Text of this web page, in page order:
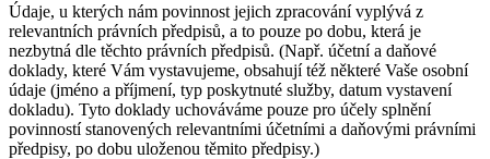
Údaje, u kterých nám povinnost jejich zpracování vyplývá z
relevantních právních předpisů, a to pouze po dobu, která je
nezbytná dle těchto právních předpisů. (Např. účetní a daňové
doklady, které Vám vystavujeme, obsahují též některé Vaše osobní
údaje (jméno a příjmení, typ poskytnuté služby, datum vystavení
dokladu). Tyto doklady uchováváme pouze pro účely splnění
povinností stanovených relevantními účetními a daňovými právními
předpisy, po dobu uloženou těmito předpisy.)